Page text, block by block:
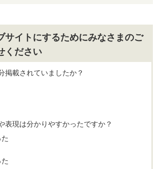
サイトにするためにみなさまのご
ください
掲載されていましたか？
表現は分かりやすかったですか？